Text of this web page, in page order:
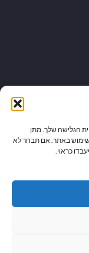
הגלישה שלך. מתן
שימוש באתר. אם תבחר לא
כראוי.